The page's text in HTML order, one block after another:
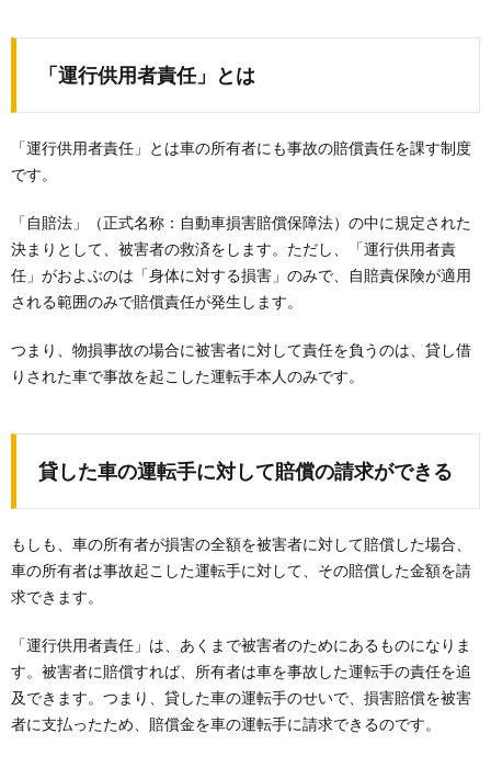
「運行供用者責任」とは
「運行供用者責任」とは車の所有者にも事故の賠償責任を課す制度
です。
「自賠法」（正式名称：自動車損害賠償保障法）の中に規定された
決まりとして、被害者の救済をします。ただし、「運行供用者責
任」がおよぶのは「身体に対する損害」のみで、自賠責保険が適用
される範囲のみで賠償責任が発生します。
つまり、物損事故の場合に被害者に対して責任を負うのは、貸し借
りされた車で事故を起こした運転手本人のみです。
貸した車の運転手に対して賠償の請求ができる
もしも、車の所有者が損害の全額を被害者に対して賠償した場合、
車の所有者は事故起こした運転手に対して、その賠償した金額を請
求できます。
「運行供用者責任」は、あくまで被害者のためにあるものになりま
す。被害者に賠償すれば、所有者は車を事故した運転手の責任を追
及できます。つまり、貸した車の運転手のせいで、損害賠償を被害
者に支払ったため、賠償金を車の運転手に請求できるのです。